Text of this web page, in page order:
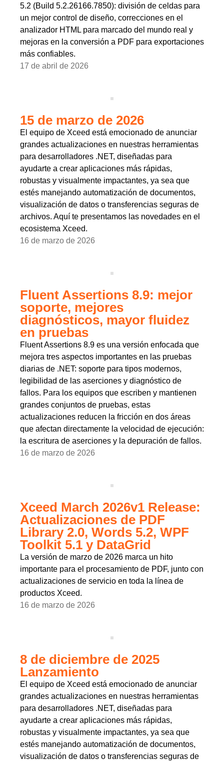
5.2 (Build 5.2.26166.7850): división de celdas para
un mejor control de diseño, correcciones en el
analizador HTML para marcado del mundo real y
mejoras en la conversión a PDF para exportaciones
más confiables.
17 de abril de 2026
15 de marzo de 2026
El equipo de Xceed está emocionado de anunciar
grandes actualizaciones en nuestras herramientas
para desarrolladores .NET, diseñadas para
ayudarte a crear aplicaciones más rápidas,
robustas y visualmente impactantes, ya sea que
estés manejando automatización de documentos,
visualización de datos o transferencias seguras de
archivos. Aquí te presentamos las novedades en el
ecosistema Xceed.
16 de marzo de 2026
Fluent Assertions 8.9: mejor
soporte, mejores
diagnósticos, mayor fluidez
en pruebas
Fluent Assertions 8.9 es una versión enfocada que
mejora tres aspectos importantes en las pruebas
diarias de .NET: soporte para tipos modernos,
legibilidad de las aserciones y diagnóstico de
fallos. Para los equipos que escriben y mantienen
grandes conjuntos de pruebas, estas
actualizaciones reducen la fricción en dos áreas
que afectan directamente la velocidad de ejecución:
la escritura de aserciones y la depuración de fallos.
16 de marzo de 2026
Xceed March 2026v1 Release:
Actualizaciones de PDF
Library 2.0, Words 5.2, WPF
Toolkit 5.1 y DataGrid
La versión de marzo de 2026 marca un hito
importante para el procesamiento de PDF, junto con
actualizaciones de servicio en toda la línea de
productos Xceed.
16 de marzo de 2026
8 de diciembre de 2025
Lanzamiento
El equipo de Xceed está emocionado de anunciar
grandes actualizaciones en nuestras herramientas
para desarrolladores .NET, diseñadas para
ayudarte a crear aplicaciones más rápidas,
robustas y visualmente impactantes, ya sea que
estés manejando automatización de documentos,
visualización de datos o transferencias seguras de